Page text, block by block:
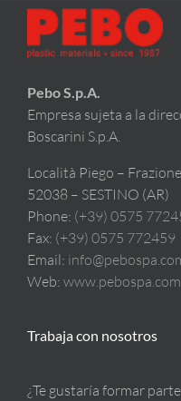
Proveedores
Contactos
Sostenibilidad
Pebo S.p.A.
Empresa sujeta a la
Boscarini S.p.A.
Località Piego –
52038 – SESTINO (AR)
Phone: (+39) 0575
Fax: (+39) 0575 772459
Email:
Web: www.pebospa.com
Trabaja con nosotros
¿Te gustaría formar